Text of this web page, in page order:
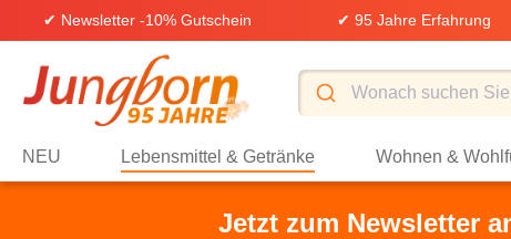
Zur Hauptnavigation springen
✔ Newsletter -10% Gutschein ✔ 95 Jahre Erfahrung
NEU Lebensmittel & Getränke Wohnen &
Jetzt zum Newsletter